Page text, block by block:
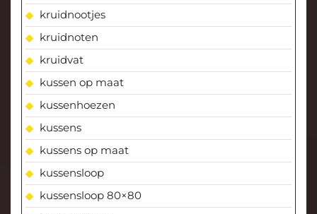
kruidnootjes
kruidnoten
kruidvat
kussen op maat
kussenhoezen
kussens
kussens op maat
kussensloop
kussensloop 80×80